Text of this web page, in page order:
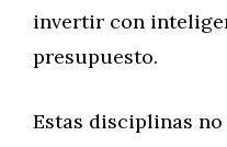
invertir con
presupuesto.
Estas disciplinas